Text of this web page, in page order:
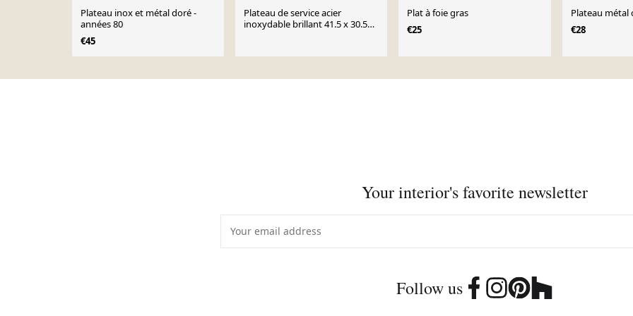
Plateau inox et métal doré -
années 80
€45
Plateau de service acier
inoxydable brillant 41.5 x 30.5
Plat à foie gras
€25
Plateau
€28
Your interior's favorite newsletter
Follow us